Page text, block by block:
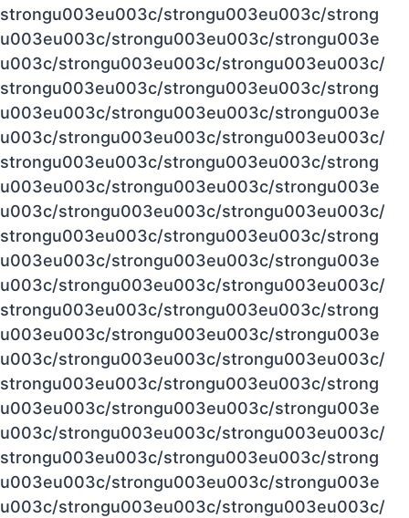
strongu003eu003c/strongu003eu003c/strong
u003eu003c/strongu003eu003c/strongu003e
u003c/strongu003eu003c/strongu003eu003c/
strongu003eu003c/strongu003eu003c/strong
u003eu003c/strongu003eu003c/strongu003e
u003c/strongu003eu003c/strongu003eu003c/
strongu003eu003c/strongu003eu003c/strong
u003eu003c/strongu003eu003c/strongu003e
u003c/strongu003eu003c/strongu003eu003c/
strongu003eu003c/strongu003eu003c/strong
u003eu003c/strongu003eu003c/strongu003e
u003c/strongu003eu003c/strongu003eu003c/
strongu003eu003c/strongu003eu003c/strong
u003eu003c/strongu003eu003c/strongu003e
u003c/strongu003eu003c/strongu003eu003c/
strongu003eu003c/strongu003eu003c/strong
u003eu003c/strongu003eu003c/strongu003e
u003c/strongu003eu003c/strongu003eu003c/
strongu003eu003c/strongu003eu003c/strong
u003eu003c/strongu003eu003c/strongu003e
u003c/strongu003eu003c/strongu003eu003c/